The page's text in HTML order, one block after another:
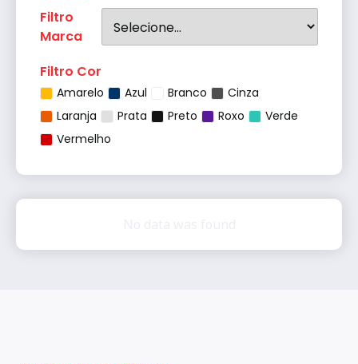
Filtro
Marca
Filtro Cor
Amarelo Azul Branco
Cinza
Laranja
Prata Preto Roxo
Verde
Vermelho